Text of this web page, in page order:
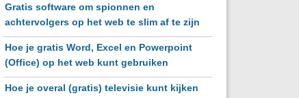
Gratis software om spionnen en
achtervolgers op het web te slim af te zijn
Hoe je gratis Word, Excel en Powerpoint
(Office) op het web kunt gebruiken
Hoe je overal (gratis) televisie kunt kijken